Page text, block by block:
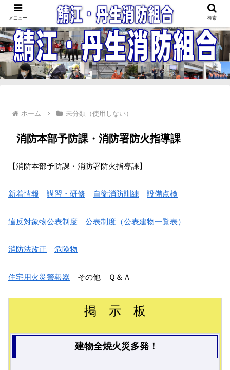
鯖江・丹生消防組合
ホーム 未分類（使用しない）
消防本部予防課・消防署防火指導課
【消防本部予防課・消防署防火指導課】
新着情報 講習・研修 自衛消防訓練 設備点検
違反対象物公表制度 公表制度（公表建物一覧表）
消防法改正 危険物
住宅用火災警報器 その他 Ｑ＆Ａ
掲 示 板
建物全焼火災多発！
メニュー 検索